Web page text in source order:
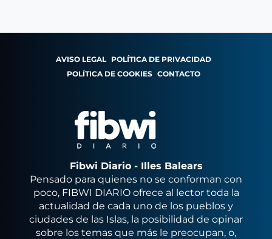
AVISO LEGAL POLÍTICA DE PRIVACIDAD
POLÍTICA DE COOKIES CONTACTO
Fibwi Diario - Illes Balears
Pensado para quienes no se conforman con
poco, FIBWI DIARIO ofrece al lector toda la
actualidad de cada uno de los pueblos y
ciudades de las Islas, la posibilidad de opinar
sobre los temas que más le preocupan, o,